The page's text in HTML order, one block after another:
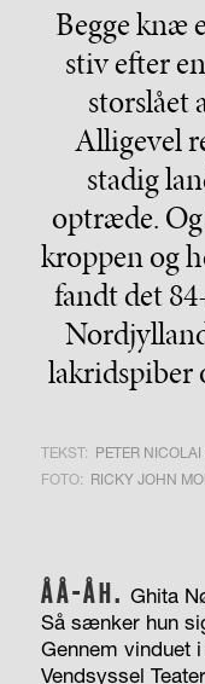
Begge knæ
stiv efter
storslået
Alligevel
stadig
optræde.
kroppen og
fandt det
lakridspiber
TEKST: PETER
FOTO: RICKY JOHN
ÅÅ-ÅH. Ghita
Så sænker hun
Gennem vinduet
Vendsyssel